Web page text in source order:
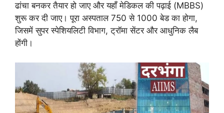
ढांचा बनकर तैयार हो जाए और यहाँ मेडिकल की पढ़ाई (MBBS)
शुरू कर दी जाए। पूरा अस्पताल 750 से 1000 बेड का होगा,
जिसमें सुपर स्पेशियलिटी विभाग, ट्रॉमा सेंटर और आधुनिक लैब
होंगी।